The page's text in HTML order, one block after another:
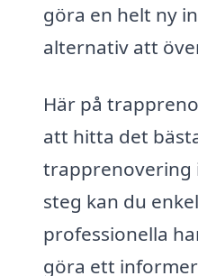
göra en helt ny
alternativ att
Här på
att hitta det
trapprenovering
steg kan du
professionella
göra ett